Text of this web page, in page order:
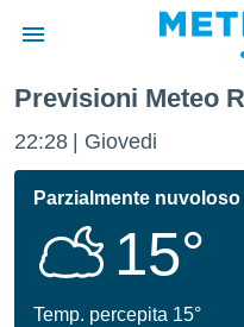
di
per
le
Previsioni Meteo
22:28 Giovedi
Parzialmente nuvoloso
15°
Temp. percepita 15°